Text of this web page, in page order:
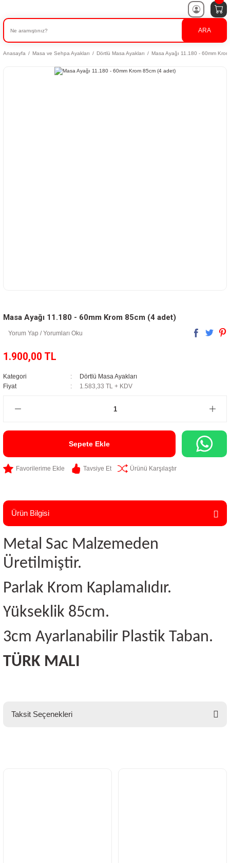
ARA
Anasayfa Masa ve Sehpa Ayakları Dörtlü Masa Ayakları Masa Ayağı 11.180 - 60mm
Masa Ayağı 11.180 - 60mm Krom 85cm (4 adet)
Yorum Yap / Yorumları Oku
1.900,00 TL
Kategori
Dörtlü Masa Ayakları
Fiyat
1.583,33 TL + KDV
Sepete Ekle
Tavsiye Et Ürünü Karşılaştır
Ürün Bilgisi
Metal Sac Malzemeden
Üretilmiştir.
Parlak Krom Kaplamalıdır.
Yükseklik 85cm.
3cm Ayarlanabilir Plastik Taban.
TÜRK MALI
Taksit Seçenekleri